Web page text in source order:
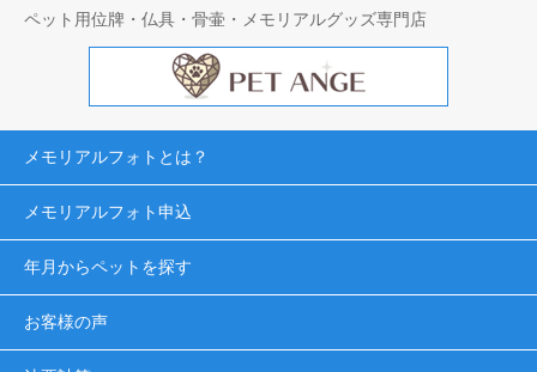
ペット用位牌・仏具・骨壷・メモリアルグッズ専門店
メモリアルフォトとは？
メモリアルフォト申込
年月からペットを探す
お客様の声